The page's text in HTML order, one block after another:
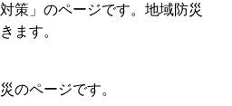
策」のページです。地域防災
ます。
のページです。